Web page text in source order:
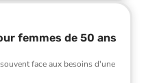
femmes de 50 ans
face aux besoins d'une